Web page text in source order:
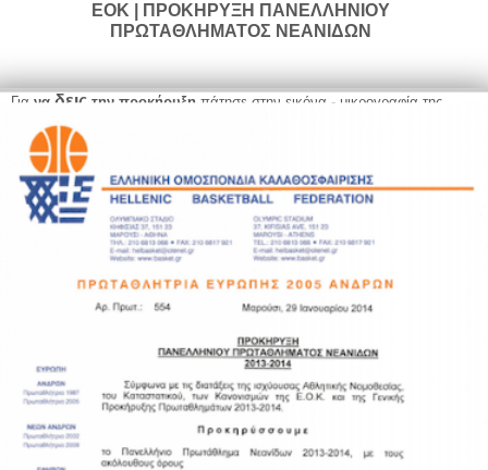
EOK | ΠΡΟΚΗΡΥΞΗ ΠΑΝΕΛΛΗΝΙΟΥ
ΠΡΩΤΑΘΛΗΜΑΤΟΣ ΝΕΑΝΙΔΩΝ
Για να δεις την προκήρυξη πάτησε στην εικόνα - μικρογραφία της.